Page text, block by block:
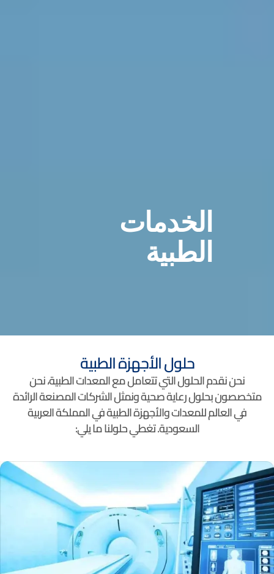
الخدمات
الطبية
حلول الأجهزة الطبية
نحن نقدم الحلول التي تتعامل مع المعدات الطبية، نحن
متخصصون بحلول رعاية صحية ونمثل الشركات المصنعة الرائدة
في العالم للمعدات والأجهزة الطبية في المملكة العربية
السعودية. تغطي حلولنا ما يلي: